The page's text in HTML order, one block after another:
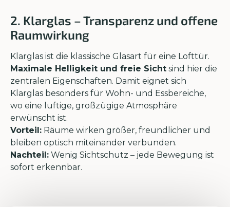
2. Klarglas – Transparenz und offene
Raumwirkung
Klarglas ist die klassische Glasart für eine Lofttür.
Maximale Helligkeit und freie Sicht sind hier die
zentralen Eigenschaften. Damit eignet sich
Klarglas besonders für Wohn- und Essbereiche,
wo eine luftige, großzügige Atmosphäre
erwünscht ist.
Vorteil: Räume wirken größer, freundlicher und
bleiben optisch miteinander verbunden.
Nachteil: Wenig Sichtschutz – jede Bewegung ist
sofort erkennbar.